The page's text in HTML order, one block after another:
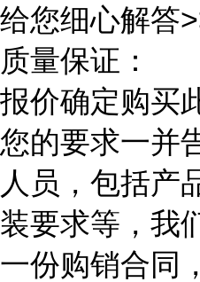
给您细心解答
质量保证：
报价确定购买
您的要求一并
人员，包括产
装要求等，我
一份购销合同